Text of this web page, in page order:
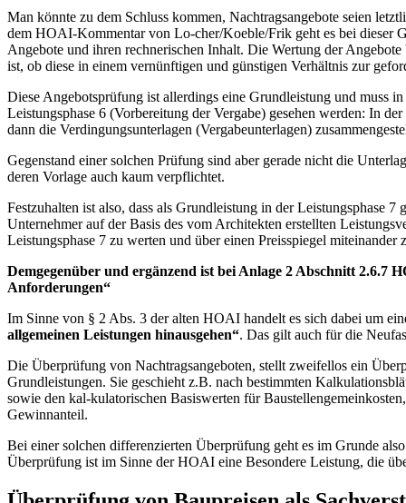
Man könnte zu dem Schluss kommen, Nachtragsangebote seien
dem HOAI-Kommentar von Lo-cher/Koeble/Frik geht es bei dieser
Angebote und ihren rechnerischen Inhalt. Die Wertung der
ist, ob diese in einem vernünftigen und günstigen Verhältnis zur
Diese Angebotsprüfung ist allerdings eine Grundleistung und muss
Leistungsphase 6 (Vorbereitung der Vergabe) gesehen werden: In
dann die Verdingungsunterlagen (Vergabeunterlagen)
Gegenstand einer solchen Prüfung sind aber gerade nicht die
deren Vorlage auch kaum verpflichtet.
Festzuhalten ist also, dass als Grundleistung in der Leistungsphase
Unternehmer auf der Basis des vom Architekten erstellten
Leistungsphase 7 zu werten und über einen Preisspiegel miteinander
Demgegenüber und ergänzend ist bei Anlage 2 Abschnitt 2.6.7
Anforderungen“
Im Sinne von § 2 Abs. 3 der alten HOAI handelt es sich dabei um
allgemeinen Leistungen hinausgehen“. Das gilt auch für die
Die Überprüfung von Nachtragsangeboten, stellt zweifellos ein
Grundleistungen. Sie geschieht z.B. nach bestimmten
sowie den kal-kulatorischen Basiswerten für
Gewinnanteil.
Bei einer solchen differenzierten Überprüfung geht es im Grunde
Überprüfung ist im Sinne der HOAI eine Besondere Leistung, die